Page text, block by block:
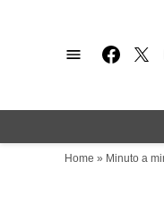
Home » Minuto a